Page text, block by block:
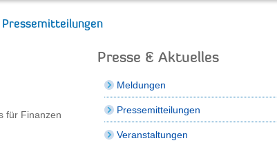
Pressemitteilungen
für Finanzen
Presse & Aktuelles
Meldungen
Pressemitteilungen
Veranstaltungen